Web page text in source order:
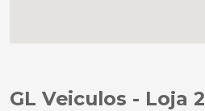
GL Veiculos - Loja 2